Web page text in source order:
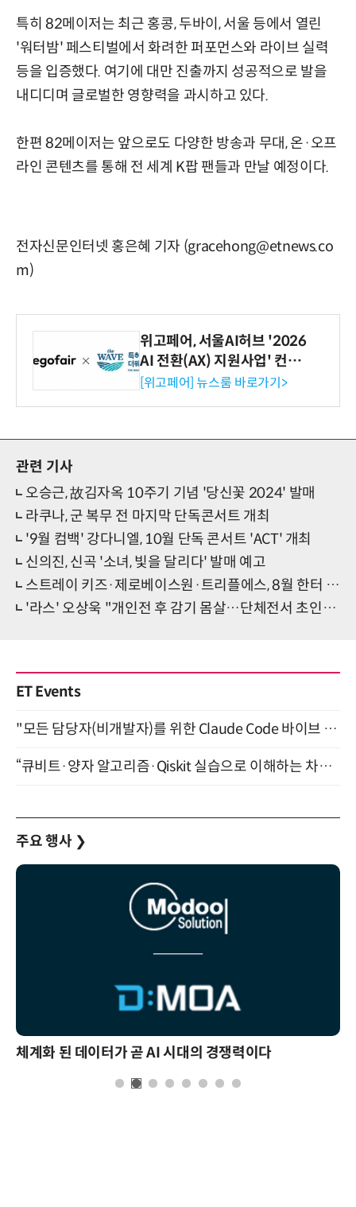
특히 82메이저는 최근 홍콩, 두바이, 서울 등에서 열린
'워터밤' 페스티벌에서 화려한 퍼포먼스와 라이브 실력
등을 입증했다. 여기에 대만 진출까지 성공적으로 발을
내디디며 글로벌한 영향력을 과시하고 있다.
한편 82메이저는 앞으로도 다양한 방송과 무대, 온·오프
라인 콘텐츠를 통해 전 세계 K팝 팬들과 만날 예정이다.
전자신문인터넷 홍은혜 기자 (gracehong@etnews.co
m)
위고페어, 서울AI허브 '2026
AI 전환(AX) 지원사업' 컨소
시엄 선정
[위고페어] 뉴스룸 바로가기>
관련 기사
오승근, 故김자옥 10주기 기념 '당신꽃 2024' 발매
라쿠나, 군 복무 전 마지막 단독콘서트 개최
'9월 컴백' 강다니엘, 10월 단독 콘서트 'ACT' 개최
신의진, 신곡 '소녀, 빛을 달리다' 발매 예고
스트레이 키즈·제로베이스원·트리플에스, 8월 한터 월간차트 각 부문 1위
'라스' 오상욱 "개인전 후 감기 몸살…단체전서 초인적 힘 발휘"
ET Events
"모든 담당자(비개발자)를 위한 Claude Code 바이브 코딩 2-day 부트캠프" 9월 16~17일 개최
“큐비트·양자 알고리즘·Qiskit 실습으로 이해하는 차세대 컴퓨팅” (8/28)
주요 행사 ❯
체계화 된 데이터가 곧 AI 시대의 경쟁력이다